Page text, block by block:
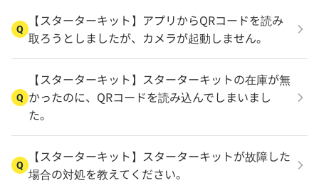
Q
【スターターキット】アプリからQRコードを読み
取ろうとしましたが、カメラが起動しません。
Q
【スターターキット】スターターキットの在庫が無
かったのに、QRコードを読み込んでしまいまし
た。
Q
【スターターキット】スターターキットが故障した
場合の対処を教えてください。